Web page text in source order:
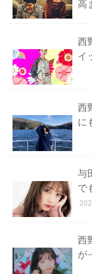
高
西
イ
西
に
与
で
西
が